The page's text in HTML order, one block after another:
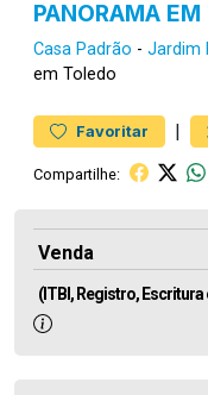
PANORAMA
Casa Padrão - Jardim
em Toledo
Favoritar |
Compartilhe:
Venda
(ITBI, Registro,